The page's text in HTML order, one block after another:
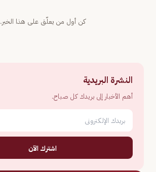
كن أول من يعلّق على هذا الخبر.
النشرة البريدية
أهم الأخبار إلى بريدك كل صباح.
اشترك الآن